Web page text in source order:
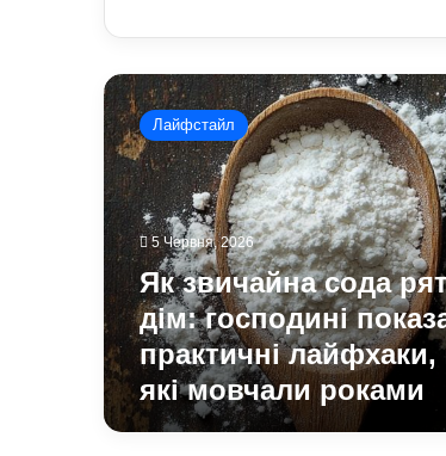
Як
звичайна
сода
рятує
дім:
господині
показали
практичні
лайфхаки,
про
які
мовчали
роками
Лайфстайл
5 Червня, 2026
Як звичайна сода
дім: господині
практичні лайфхаки,
які мовчали роками